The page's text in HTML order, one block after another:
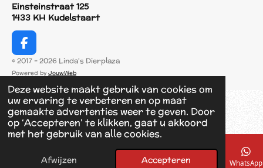
Deze website maakt gebruik van cookies om
uw ervaring te verbeteren en op maat
gemaakte advertenties weer te geven. Door
op ‘Accepteren’ te klikken, gaat u akkoord
met het gebruik van alle cookies.
Afwijzen Accepteren
Einsteinstraat 125
1433 KH Kudelstaart
F
a
c
e
b
o
o
k
© 2017 - 2026 Linda's Dierplaza
Powered by JouwWeb
E-mailadres Telefoonnummer Kaart Facebook WhatsApp